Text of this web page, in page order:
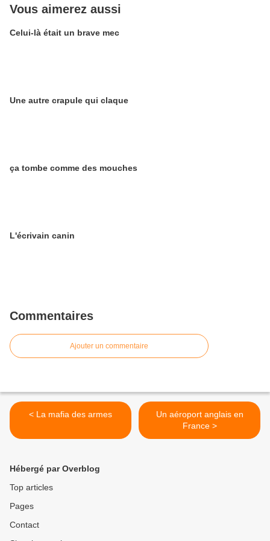
Vous aimerez aussi
Celui-là était un brave mec
Une autre crapule qui claque
ça tombe comme des mouches
L'écrivain canin
Commentaires
Ajouter un commentaire
< La mafia des armes
Un aéroport anglais en
France >
Hébergé par Overblog
Top articles
Pages
Contact